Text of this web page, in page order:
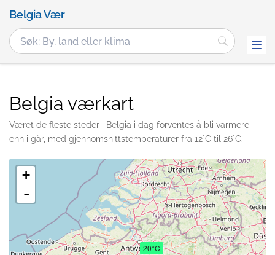
Belgia Vær
Belgia værkart
Været de fleste steder i Belgia i dag forventes å bli varmere
enn i går, med gjennomsnittstemperaturer fra 12°C til 26°C.
20°C
+
-